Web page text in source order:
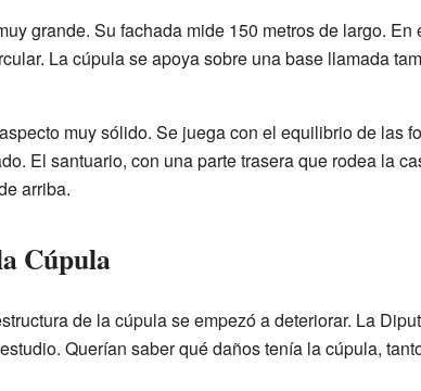
grande. Su fachada mide 150 metros de largo.
La cúpula se apoya sobre una base llamada
muy sólido. Se juega con el equilibrio de las
El santuario, con una parte trasera que rodea la
arriba.
Cúpula
de la cúpula se empezó a deteriorar. La
Querían saber qué daños tenía la cúpula,